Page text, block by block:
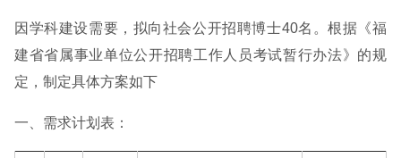
因学科建设需要，拟向社会公开招聘博士40名。根据《福
建省省属事业单位公开招聘工作人员考试暂行办法》的规
定，制定具体方案如下
一、需求计划表：